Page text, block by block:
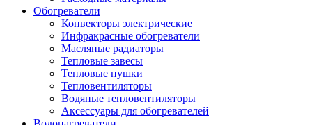
Обогреватели
Конвекторы электрические
Инфракрасные обогреватели
Масляные радиаторы
Тепловые завесы
Тепловые пушки
Тепловентиляторы
Водяные тепловентиляторы
Аксессуары для обогревателей